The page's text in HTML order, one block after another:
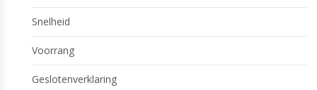
Snelheid
Voorrang
Geslotenverklaring